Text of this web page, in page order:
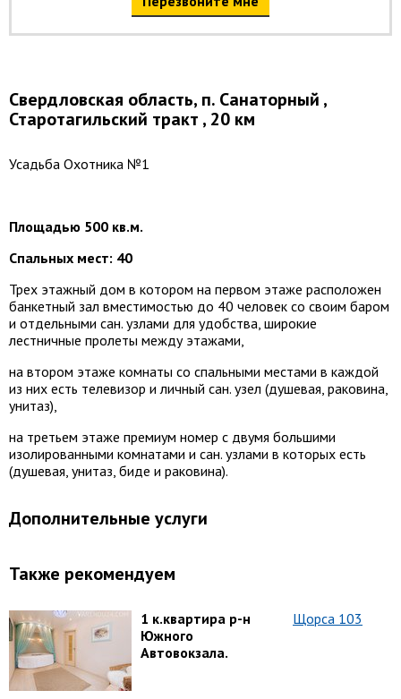
Свердловская область, п. Санаторный ,
Старотагильский тракт , 20 км
Усадьба Охотника №1
Площадью 500 кв.м.
Спальных мест: 40
Трех этажный дом в котором на первом этаже расположен
банкетный зал вместимостью до 40 человек со своим баром
и отдельными сан. узлами для удобства, широкие
лестничные пролеты между этажами,
на втором этаже комнаты со спальными местами в каждой
из них есть телевизор и личный сан. узел (душевая, раковина,
унитаз),
на третьем этаже премиум номер с двумя большими
изолированными комнатами и сан. узлами в которых есть
(душевая, унитаз, биде и раковина).
Дополнительные услуги
Также рекомендуем
1 к.квартира р-н
Южного
Автовокзала.
Щорса 103